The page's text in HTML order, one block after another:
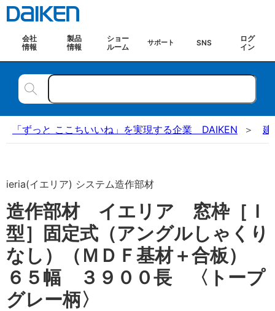
会社
情報
製品
情報
ショー
ルーム
サポート SNS
ログ
イン
「ずっと ここちいいね」を実現する企業 DAIKEN 建
ieria(イエリア) システム造作部材
造作部材 イエリア 窓枠［Ｉ
型］固定式（アングルしゃくり
なし）（ＭＤＦ基材＋合板）
６５幅 ３９００長 〈トープ
グレー柄〉